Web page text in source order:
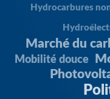
Hydrocarbures
Marché du
Mobilité douce